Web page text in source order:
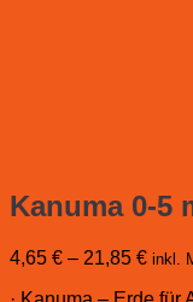
Kanuma 0-5
4,65 € – 21,85 € inkl.